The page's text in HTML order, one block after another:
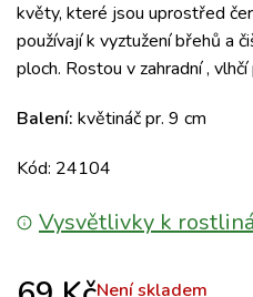
květy, které jsou uprostřed
používají k vyztužení břehů a
ploch. Rostou v zahradní , vlhčí
Balení: květináč pr. 9 cm
Kód: 24104
Vysvětlivky k
Není skladem